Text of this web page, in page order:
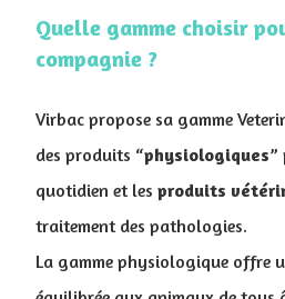
Quelle gamme choisir
compagnie ?
Virbac propose sa gamme
des produits “physiologiques”
quotidien et les produits
traitement des pathologies.
La gamme physiologique offre